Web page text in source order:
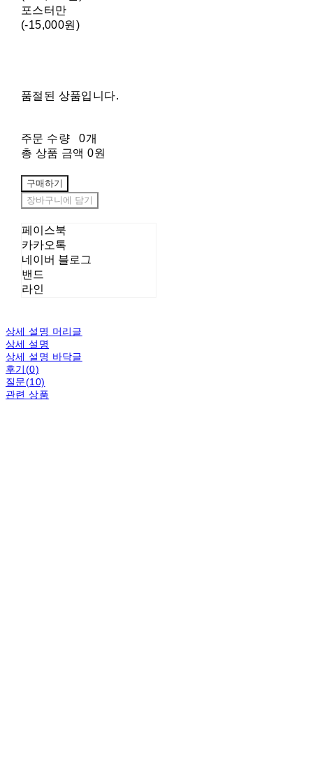
포스터만
(-15,000원)
품절된 상품입니다.
주문 수량
0개
총 상품 금액 0원
구매하기
장바구니에 담기
페이스북
카카오톡
네이버 블로그
밴드
라인
상세 설명 머리글
상세 설명
상세 설명 바닥글
후기(0)
질문(10)
관련 상품